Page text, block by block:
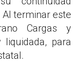
terminar este
Cargas y
para